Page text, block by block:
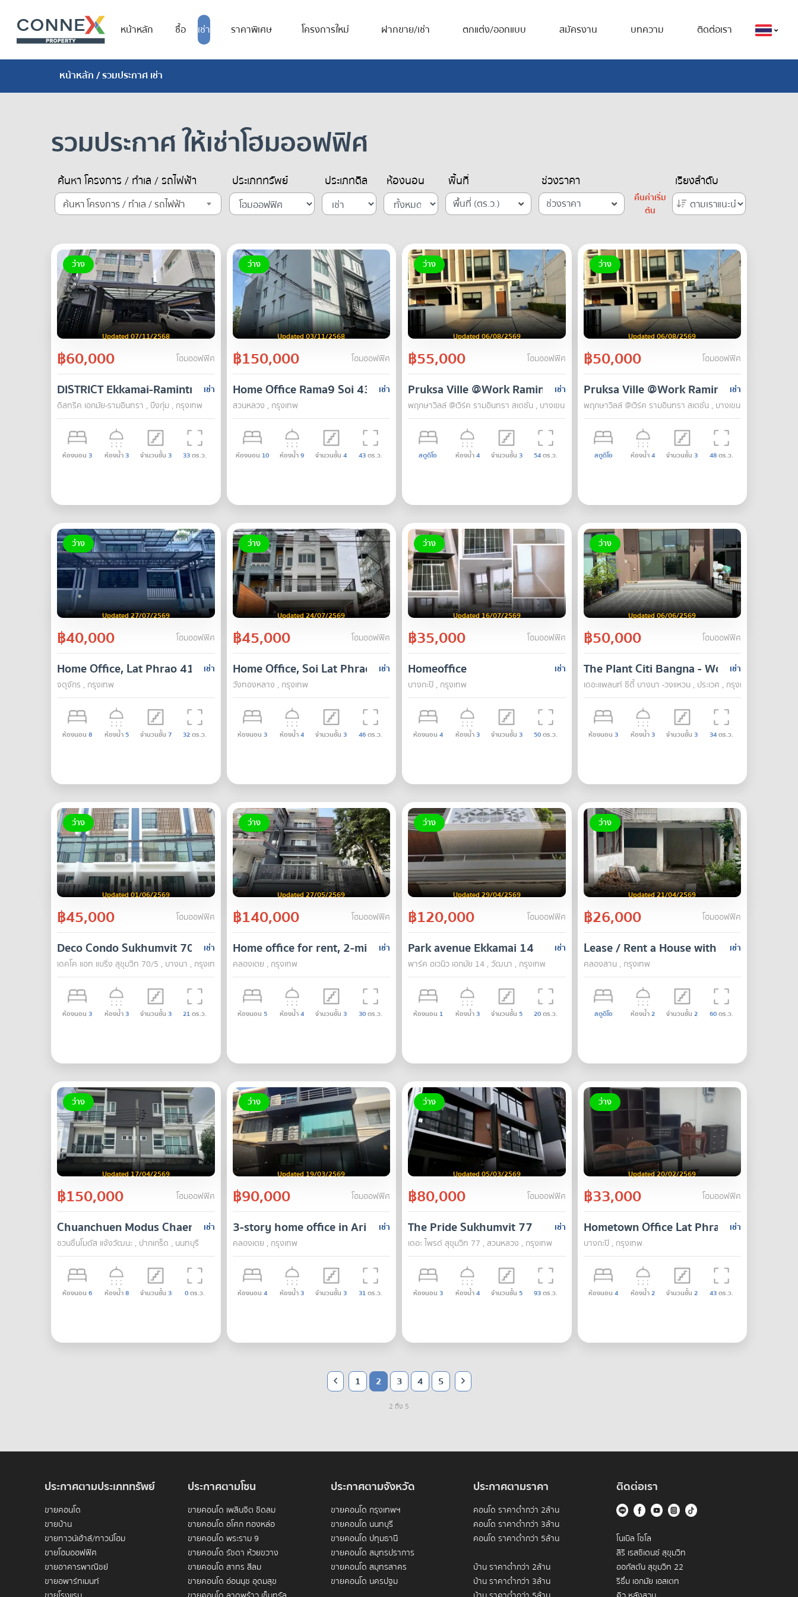
หน้าหลัก ซื้อ เช่า ราคาพิเศษ โครงการใหม่ ฝากขาย/เช่า ตกแต่ง/ออกแบบ สมัครงาน บทความ ติดต่อเรา
หน้าหลัก/ รวมประกาศ เช่า
รวมประกาศ ให้เช่าโฮมออฟฟิศ
ค้นหา โครงการ / ทำเล / รถไฟฟ้า
ค้นหา โครงการ / ทำเล / รถไฟฟ้า
ประเภททรัพย์ ประเภทดีล ห้องนอน พื้นที่
พื้นที่ (ตร.ว.)
ช่วงราคา
ช่วงราคา
คืนค่าเริ่ม
ต้น
เรียงลำดับ
ว่าง
Updated 07/11/2568
฿60,000 โฮมออฟฟิศ
เช่า
DISTRICT Ekkamai-Ramintra
ดิสทริค เอกมัย-รามอินทรา , บึงกุ่ม , กรุงเทพ
ห้องนอน 3 ห้องน้ำ3 จำนวนชั้น 3 33ตร.ว.
ว่าง
Updated 03/11/2568
฿150,000 โฮมออฟฟิศ
เช่า
Home Office Rama9 Soi 43
สวนหลวง , กรุงเทพ
ห้องนอน 10 ห้องน้ำ9 จำนวนชั้น 4 43ตร.ว.
ว่าง
Updated 06/08/2569
฿55,000 โฮมออฟฟิศ
เช่า
Pruksa Ville @Work Ramintra Station
พฤกษาวิลล์ @เวิร์ค รามอินทรา สเตชั่น , บางเขน , กรุงเทพ
สตูดิโอ ห้องน้ำ4 จำนวนชั้น 3 54ตร.ว.
ว่าง
Updated 06/08/2569
฿50,000 โฮมออฟฟิศ
เช่า
Pruksa Ville @Work Ramintra Station
พฤกษาวิลล์ @เวิร์ค รามอินทรา สเตชั่น , บางเขน , กรุงเทพ
สตูดิโอ ห้องน้ำ4 จำนวนชั้น 3 48ตร.ว.
ว่าง
Updated 27/07/2569
฿40,000 โฮมออฟฟิศ
เช่า
Home Office, Lat Phrao 41, Yaek 6-9
จตุจักร , กรุงเทพ
ห้องนอน 8 ห้องน้ำ5 จำนวนชั้น 7 32ตร.ว.
ว่าง
Updated 24/07/2569
฿45,000 โฮมออฟฟิศ
เช่า
Home Office, Soi Lat Phrao 91
วังทองหลาง , กรุงเทพ
ห้องนอน 3 ห้องน้ำ4 จำนวนชั้น 3 46ตร.ว.
ว่าง
Updated 16/07/2569
฿35,000 โฮมออฟฟิศ
เช่า
Homeoffice
บางกะปิ , กรุงเทพ
ห้องนอน 4 ห้องน้ำ3 จำนวนชั้น 3 50ตร.ว.
ว่าง
Updated 06/06/2569
฿50,000 โฮมออฟฟิศ
เช่า
The Plant Citi Bangna - Wongwaen
เดอะแพลนท์ ซิตี้ บางนา -วงแหวน , ประเวศ , กรุงเทพ
ห้องนอน 3 ห้องน้ำ3 จำนวนชั้น 3 34ตร.ว.
ว่าง
Updated 01/06/2569
฿45,000 โฮมออฟฟิศ
เช่า
Deco Condo Sukhumvit 70/5
เดคโค แอท แบริ่ง สุขุมวิท 70/5 , บางนา , กรุงเทพ
ห้องนอน 3 ห้องน้ำ3 จำนวนชั้น 3 21ตร.ว.
ว่าง
Updated 27/05/2569
฿140,000 โฮมออฟฟิศ
เช่า
Home office for rent, 2-minute walk to Phra Khanong BTS station. Ready to move in. Pets allowed.
คลองเตย , กรุงเทพ
ห้องนอน 5 ห้องน้ำ4 จำนวนชั้น 3 30ตร.ว.
ว่าง
Updated 29/04/2569
฿120,000 โฮมออฟฟิศ
เช่า
Park avenue Ekkamai 14
พาร์ค อเวนิว เอกมัย 14 , วัฒนา , กรุงเทพ
ห้องนอน 1 ห้องน้ำ3 จำนวนชั้น 5 20ตร.ว.
ว่าง
Updated 21/04/2569
฿26,000 โฮมออฟฟิศ
เช่า
Lease / Rent a House with Land in Lat
คลองสาน , กรุงเทพ
สตูดิโอ ห้องน้ำ2 จำนวนชั้น 2 60ตร.ว.
ว่าง
Updated 17/04/2569
฿150,000 โฮมออฟฟิศ
เช่า
Chuanchuen Modus Chaengwattana
ชวนชื่นโมดัส แจ้งวัฒนะ , ปากเกร็ด , นนทบุรี
ห้องนอน 6 ห้องน้ำ8 จำนวนชั้น 3 0ตร.ว.
ว่าง
Updated 19/03/2569
฿90,000 โฮมออฟฟิศ
เช่า
3-story home office in Ari Townhouse Sukhumvit 26 project.
คลองเตย , กรุงเทพ
ห้องนอน 4 ห้องน้ำ3 จำนวนชั้น 3 31ตร.ว.
ว่าง
Updated 05/03/2569
฿80,000 โฮมออฟฟิศ
เช่า
The Pride Sukhumvit 77
เดอะ ไพรด์ สุขุมวิท 77 , สวนหลวง , กรุงเทพ
ห้องนอน 3 ห้องน้ำ4 จำนวนชั้น 5 93ตร.ว.
ว่าง
Updated 20/02/2569
฿33,000 โฮมออฟฟิศ
เช่า
Hometown Office Lat Phrao Soi 128/1
บางกะปิ , กรุงเทพ
ห้องนอน 4 ห้องน้ำ2 จำนวนชั้น 2 43ตร.ว.
1 2 3 4 5
2 ถึง 5
ประกาศตามประเภททรัพย์
ขายคอนโด
ขายบ้าน
ขายทาวน์เฮ้าส์/ทาวน์โฮม
ขายโฮมออฟฟิศ
ขายอาคารพาณิชย์
ขายอพาร์ทเมนท์
ประกาศตามโซน
ขายคอนโด เพลินจิต ชิดลม
ขายคอนโด อโศก ทองหล่อ
ขายคอนโด พระราม 9
ขายคอนโด รัชดา ห้วยขวาง
ขายคอนโด สาทร สีลม
ขายคอนโด อ่อนนุช อุดมสุข
ประกาศตามจังหวัด
ขายคอนโด กรุงเทพฯ
ขายคอนโด นนทบุรี
ขายคอนโด ปทุมธานี
ขายคอนโด สมุทรปราการ
ขายคอนโด สมุทรสาคร
ขายคอนโด นครปฐม
ประกาศตามราคา
คอนโด ราคาต่ำกว่า 2ล้าน
คอนโด ราคาต่ำกว่า 3ล้าน
คอนโด ราคาต่ำกว่า 5ล้าน
บ้าน ราคาต่ำกว่า 2ล้าน
บ้าน ราคาต่ำกว่า 3ล้าน
ติดต่อเรา
โนเบิล โซโล
สิริ เรสซิเดนซ์ สุขุมวิท
ออกัสตัน สุขุมวิท 22
ริธึ่ม เอกมัย เอสเตท